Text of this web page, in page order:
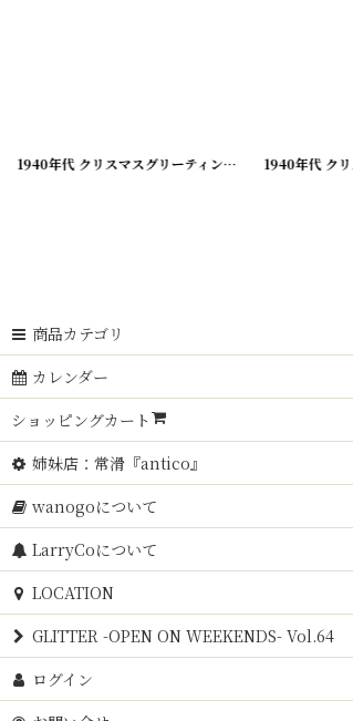
[210928-4] 1940年代 クリスマスグリーティング ビンテージカード
商品カテゴリ
カレンダー
ショッピングカート
姉妹店：常滑『antico』
wanogoについて
LarryCoについて
LOCATION
GLITTER -OPEN ON WEEKENDS- Vol.64
ログイン